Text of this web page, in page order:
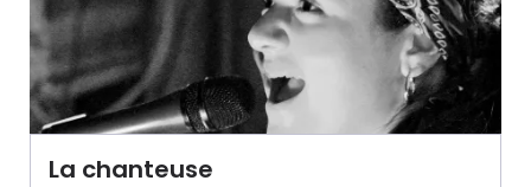
La chanteuse